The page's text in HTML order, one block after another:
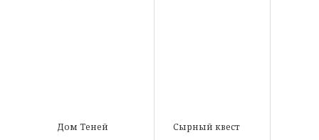
Дом Теней Сырный квест